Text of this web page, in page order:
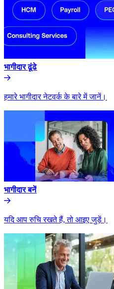
भागीदार ढूंढे​​
हमारे भागीदार नेटवर्क के बारे में जानें।​​
भागीदार बनें​​
यदि आप रुचि रखते हैं, तो आइए जुड़ें।​​